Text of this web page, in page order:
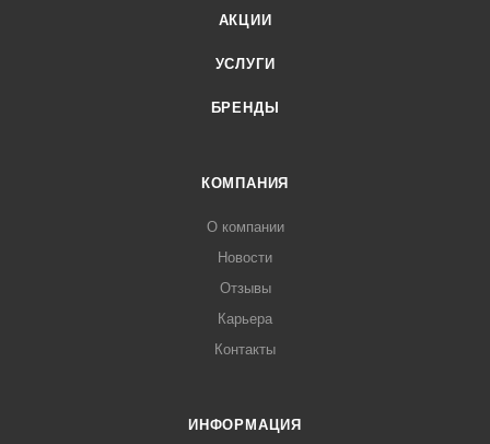
АКЦИИ
УСЛУГИ
БРЕНДЫ
КОМПАНИЯ
О компании
Новости
Отзывы
Карьера
Контакты
ИНФОРМАЦИЯ